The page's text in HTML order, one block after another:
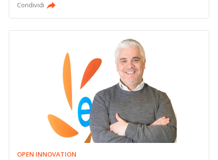
Condividi
OPEN INNOVATION